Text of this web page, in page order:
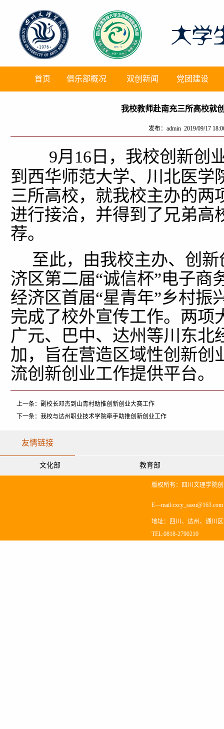
首页 俱乐部概况 双创新闻 党团建设
我校教师赴南充三所高校就
发布：admin 2019/09/17
9月 16 日，我校创新创
到西华师范大学、川北医学
三所高校，就我校主办的两
进行接洽，并得到了兄弟高
荐。
至此，由我校主办、创
济区第二届“诚信杯”电子商
经济区首届“星青年”乡村振
完成了校外宣传工作。两项
广元、巴中、达州等川东北
加，旨在营造区域性创新创
流创新创业工作提供平台。
上一条： 副校长邓杰到山青村助推创新创业大赛工作
下一条： 我校与达州职业技术学院牵手助推创新创业工作
友情链接
文化部 教育部
版权所有：四川文理学院
地址：四川、达州、通川
TEL:0818-2790210